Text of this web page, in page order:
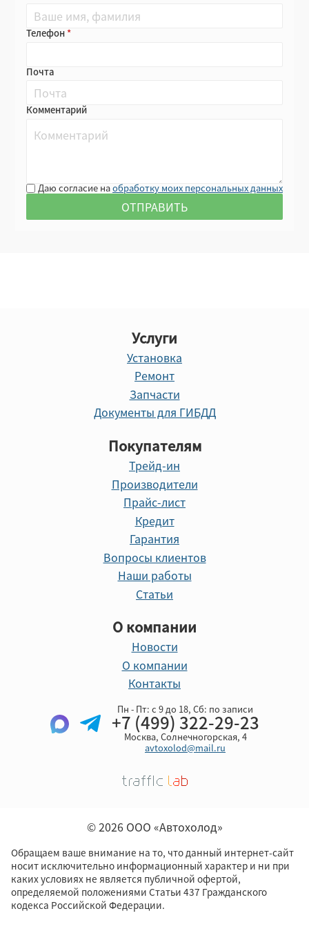
Телефон
Почта
Комментарий
Даю согласие наобработку моих персональных данных
Услуги
Установка
Ремонт
Запчасти
Документы для ГИБДД
Покупателям
Трейд-ин
Производители
Прайс-лист
Кредит
Гарантия
Вопросы клиентов
Наши работы
Статьи
О компании
Новости
О компании
Контакты
Пн - Пт: с 9 до 18, Cб: по записи
+7 (499) 322-29-23
Москва, Солнечногорская, 4
avtoxolod@mail.ru
© 2026 ООО «Автохолод»
Обращаем ваше внимание на то, что данный интернет-сайт
носит исключительно информационный характер и ни при
каких условиях не является публичной офертой,
определяемой положениями Статьи 437 Гражданского
кодекса Российской Федерации.